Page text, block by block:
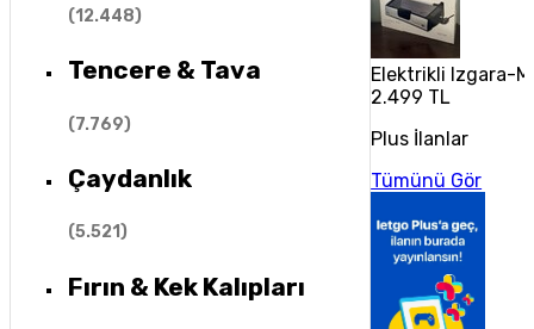
(12.448)
Tencere & Tava
(7.769)
Çaydanlık
(5.521)
Fırın & Kek Kalıpları
Elektrikli Izgara-
2.499 TL
Plus İlanlar
Tümünü Gör